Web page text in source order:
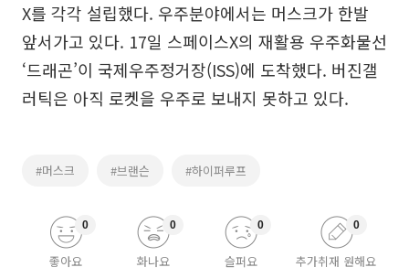
X를 각각 설립했다. 우주분야에서는 머스크가 한발
앞서가고 있다. 17일 스페이스X의 재활용 우주화물선
‘드래곤’이 국제우주정거장(ISS)에 도착했다. 버진갤
러틱은 아직 로켓을 우주로 보내지 못하고 있다.
#머스크 #브랜슨 #하이퍼루프
좋아요
0
화나요
0
슬퍼요
0
추가취재 원해요
0